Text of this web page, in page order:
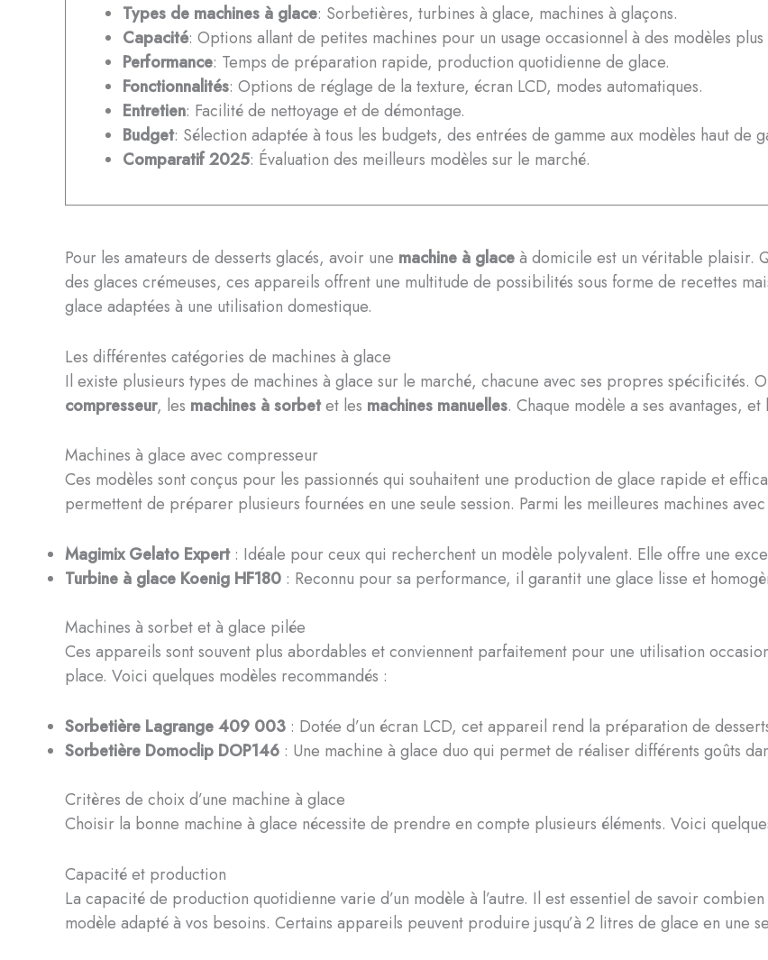
Types de machines à glace: Sorbetières, turbines à glace, machines à glaçons.
Capacité: Options allant de petites machines pour un usage occasionnel à des modèles
Performance: Temps de préparation rapide, production quotidienne de glace.
Fonctionnalités: Options de réglage de la texture, écran LCD, modes automatiques.
Entretien: Facilité de nettoyage et de démontage.
Budget: Sélection adaptée à tous les budgets, des entrées de gamme aux modèles haut de
Comparatif 2025: Évaluation des meilleurs modèles sur le marché.
Pour les amateurs de desserts glacés, avoir une machine à glaceà domicile est un véritable plaisir.
des glaces crémeuses, ces appareils offrent une multitude de possibilités sous forme de recettes
glace adaptées à une utilisation domestique.
Les différentes catégories de machines à glace
Il existe plusieurs types de machines à glace sur le marché, chacune avec ses propres spécificités.
compresseur, les machines à sorbetet les machines manuelles. Chaque modèle a ses avantages,
Machines à glace avec compresseur
Ces modèles sont conçus pour les passionnés qui souhaitent une production de glace rapide et
permettent de préparer plusieurs fournées en une seule session. Parmi les meilleures machines
Magimix Gelato Expert: Idéale pour ceux qui recherchent un modèle polyvalent. Elle offre une
Turbine à glace Koenig HF180 : Reconnu pour sa performance, il garantit une glace lisse et
Machines à sorbet et à glace pilée
Ces appareils sont souvent plus abordables et conviennent parfaitement pour une utilisation
place. Voici quelques modèles recommandés :
Sorbetière Lagrange 409 003 : Dotée d’un écran LCD, cet appareil rend la préparation de
Sorbetière Domoclip DOP146 : Une machine à glace duo qui permet de réaliser différents goûts
Critères de choix d’une machine à glace
Choisir la bonne machine à glace nécessite de prendre en compte plusieurs éléments. Voici
Capacité et production
La capacité de production quotidienne varie d’un modèle à l’autre. Il est essentiel de savoir
modèle adapté à vos besoins. Certains appareils peuvent produire jusqu’à 2 litres de glace en une